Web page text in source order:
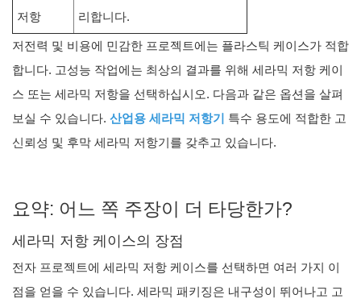
저항
리합니다.
저전력 및 비용에 민감한 프로젝트에는 플라스틱 케이스가 적합
합니다. 고성능 작업에는 최상의 결과를 위해 세라믹 저항 케이
스 또는 세라믹 저항을 선택하십시오. 다음과 같은 옵션을 살펴
보실 수 있습니다. 산업용 세라믹 저항기 특수 용도에 적합한 고
신뢰성 및 후막 세라믹 저항기를 갖추고 있습니다.
요약: 어느 쪽 주장이 더 타당한가?
세라믹 저항 케이스의 장점
전자 프로젝트에 세라믹 저항 케이스를 선택하면 여러 가지 이
점을 얻을 수 있습니다. 세라믹 패키징은 내구성이 뛰어나고 고